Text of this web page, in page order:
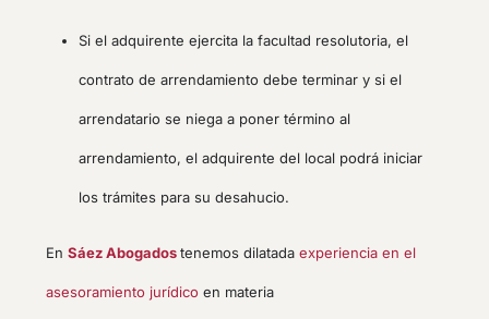
Si el adquirente ejercita la facultad resolutoria, el
contrato de arrendamiento debe terminar y si el
arrendatario se niega a poner término al
arrendamiento, el adquirente del local podrá iniciar
los trámites para su desahucio.
En Sáez Abogadostenemos dilatada experiencia en el
asesoramiento jurídicoen materia